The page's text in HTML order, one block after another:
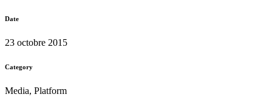
Date
23 octobre 2015
Category
Media, Platform